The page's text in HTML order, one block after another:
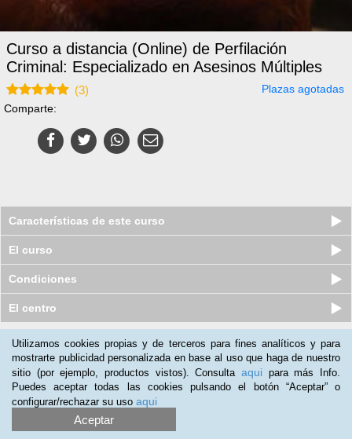
Curso a distancia (Online) de Perfilación
Criminal: Especializado en Asesinos Múltiples
(3)
Plazas agotadas
Comparte:
Características de este curso
El curso
Condiciones
El centro
Nuestros clientes opinan:
Eloísa García
(22-04-2019)
Los PDF son muy buenos y traen mucho contenido. La profesora
en las vídeo clases le falta experiencia, no en el campo si no en
dar la clase. Parece más como si estuviera mostrando un trabajo
Utilizamos cookies propias y de terceros para fines analíticos y para
mostrarte publicidad personalizada en base al uso que haga de nuestro
sitio (por ejemplo, productos vistos). Consulta aqui para más Info.
Puedes aceptar todas las cookies pulsando el botón “Aceptar” o
configurar/rechazar su uso aqui
Aceptar